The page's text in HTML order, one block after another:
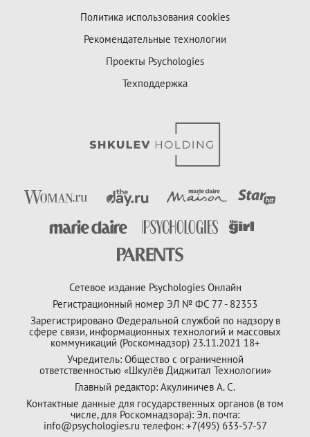
Политика использования cookies
Рекомендательные технологии
Проекты Psychologies
Техподдержка
Сетевое издание Psychologies Онлайн
Регистрационный номер ЭЛ № ФС 77 - 82353
Зарегистрировано Федеральной службой по надзору в
сфере связи, информационных технологий и массовых
коммуникаций (Роскомнадзор) 23.11.2021 18+
Учредитель: Общество с ограниченной
ответственностью «Шкулёв Диджитал Технологии»
Главный редактор: Акулиничев А. С.
Контактные данные для государственных органов (в том
числе, для Роскомнадзора): Эл. почта:
info@psychologies.ru телефон: +7(495) 633-57-57